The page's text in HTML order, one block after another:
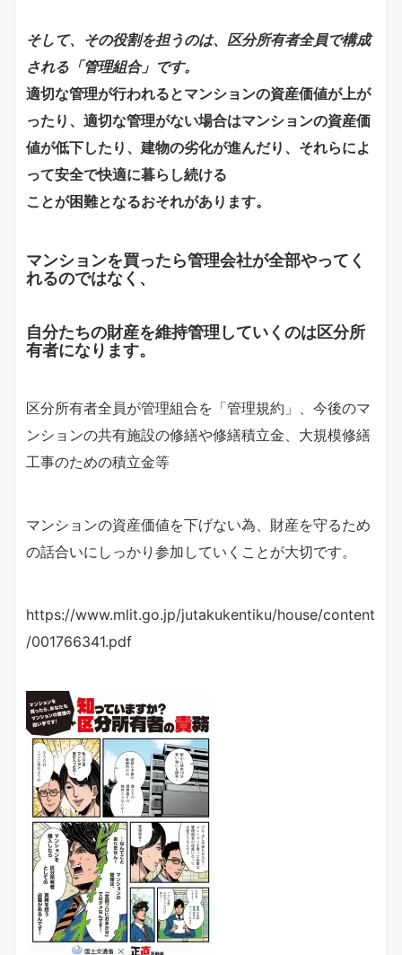
そして、その役割を担うのは、区分所有者全員で構成
される「管理組合」です。
適切な管理が行われるとマンションの資産価値が上が
ったり、適切な管理がない場合はマンションの資産価
値が低下したり、建物の劣化が進んだり、それらによ
って安全で快適に暮らし続ける
ことが困難となるおそれがあります。
マンションを買ったら管理会社が全部やってく
れるのではなく、
自分たちの財産を維持管理していくのは区分所
有者になります。
区分所有者全員が管理組合を「管理規約」、今後のマ
ンションの共有施設の修繕や修繕積立金、大規模修繕
工事のための積立金等
マンションの資産価値を下げない為、財産を守るため
の話合いにしっかり参加していくことが大切です。
https://www.mlit.go.jp/jutakukentiku/house/content
/001766341.pdf